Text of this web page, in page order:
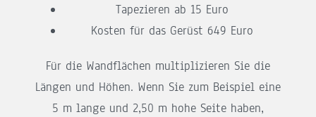
Tapezieren ab 15 Euro
Kosten für das Gerüst 649 Euro
Für die Wandflächen multiplizieren Sie die
Längen und Höhen. Wenn Sie zum Beispiel eine
5 m lange und 2,50 m hohe Seite haben,